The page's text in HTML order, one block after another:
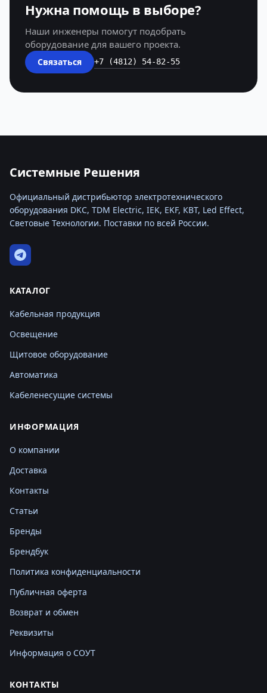
Нужна помощь в выборе?
Наши инженеры помогут подобрать
оборудование для вашего проекта.
Связаться +7 (4812) 54-82-55
Системные Решения
Официальный дистрибьютор электротехнического
оборудования DKC, TDM Electric, IEK, EKF, КВТ, Led Effect,
Световые Технологии. Поставки по всей России.
КАТАЛОГ
Кабельная продукция
Освещение
Щитовое оборудование
Автоматика
Кабеленесущие системы
ИНФОРМАЦИЯ
О компании
Доставка
Контакты
Статьи
Бренды
Брендбук
Политика конфиденциальности
Публичная оферта
Возврат и обмен
Реквизиты
Информация о СОУТ
КОНТАКТЫ